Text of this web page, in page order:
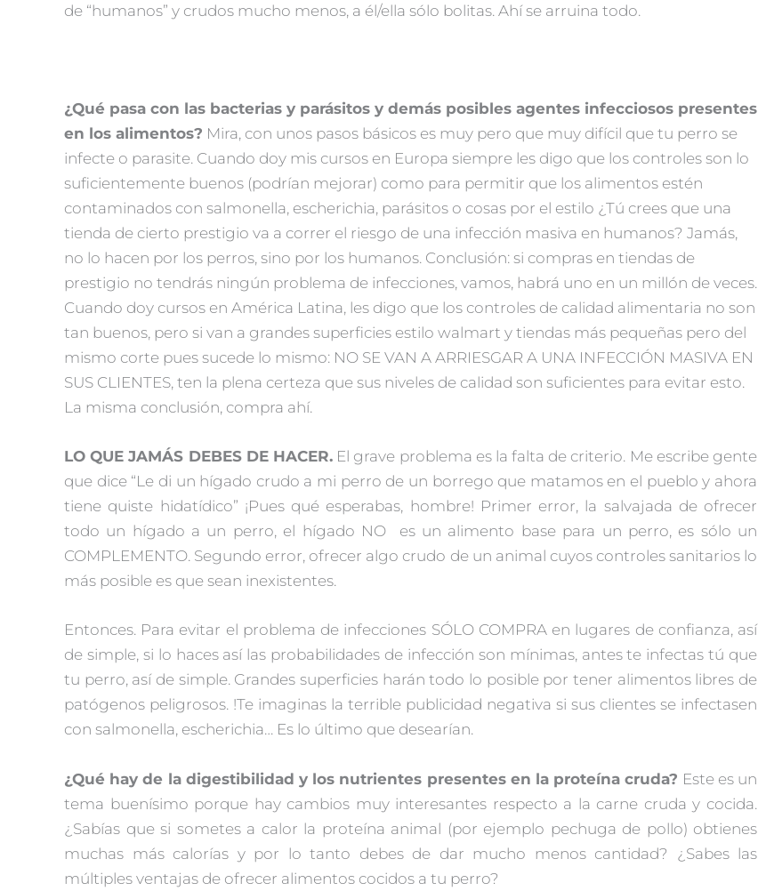
de “humanos” y crudos mucho menos, a él/ella sólo bolitas. Ahí se arruina todo.
¿Qué pasa con las bacterias y parásitos y demás posibles agentes infecciosos presentes
en los alimentos? Mira, con unos pasos básicos es muy pero que muy difícil que tu perro se
infecte o parasite. Cuando doy mis cursos en Europa siempre les digo que los controles son lo
suficientemente buenos (podrían mejorar) como para permitir que los alimentos estén
contaminados con salmonella, escherichia, parásitos o cosas por el estilo ¿Tú crees que una
tienda de cierto prestigio va a correr el riesgo de una infección masiva en humanos? Jamás,
no lo hacen por los perros, sino por los humanos. Conclusión: si compras en tiendas de
prestigio no tendrás ningún problema de infecciones, vamos, habrá uno en un millón de veces.
Cuando doy cursos en América Latina, les digo que los controles de calidad alimentaria no son
tan buenos, pero si van a grandes superficies estilo walmart y tiendas más pequeñas pero del
mismo corte pues sucede lo mismo: NO SE VAN A ARRIESGAR A UNA INFECCIÓN MASIVA EN
SUS CLIENTES, ten la plena certeza que sus niveles de calidad son suficientes para evitar esto.
La misma conclusión, compra ahí.
LO QUE JAMÁS DEBES DE HACER.El grave problema es la falta de criterio. Me escribe gente
que dice “Le di un hígado crudo a mi perro de un borrego que matamos en el pueblo y ahora
tiene quiste hidatídico” ¡Pues qué esperabas, hombre! Primer error, la salvajada de ofrecer
todo un hígado a un perro, el hígado NO es un alimento base para un perro, es sólo un
COMPLEMENTO. Segundo error, ofrecer algo crudo de un animal cuyos controles sanitarios lo
más posible es que sean inexistentes.
Entonces. Para evitar el problema de infecciones SÓLO COMPRA en lugares de confianza, así
de simple, si lo haces así las probabilidades de infección son mínimas, antes te infectas tú que
tu perro, así de simple. Grandes superficies harán todo lo posible por tener alimentos libres de
patógenos peligrosos. !Te imaginas la terrible publicidad negativa si sus clientes se infectasen
con salmonella, escherichia… Es lo último que desearían.
¿Qué hay de la digestibilidad y los nutrientes presentes en la proteína cruda? Este es un
tema buenísimo porque hay cambios muy interesantes respecto a la carne cruda y cocida.
¿Sabías que si sometes a calor la proteína animal (por ejemplo pechuga de pollo) obtienes
muchas más calorías y por lo tanto debes de dar mucho menos cantidad? ¿Sabes las
múltiples ventajas de ofrecer alimentos cocidos a tu perro?